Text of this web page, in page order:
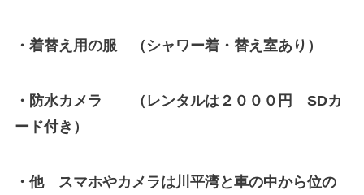
・着替え用の服 （シャワー着・替え室あり）
・防水カメラ （レンタルは２０００円 SDカ
ード付き）
・他 スマホやカメラは川平湾と車の中から位の